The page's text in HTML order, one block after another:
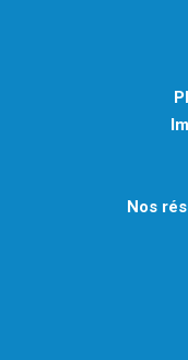
Nos